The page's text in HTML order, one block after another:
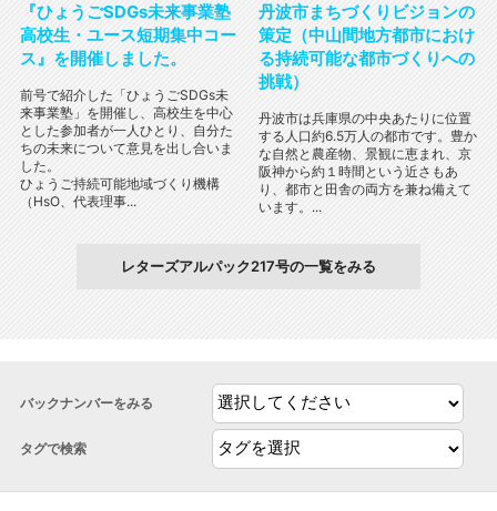
『ひょうごSDGs未来事業塾
高校生・ユース短期集中コー
ス』を開催しました。
前号で紹介した「ひょうごSDGs未
来事業塾」を開催し、高校生を中心
とした参加者が一人ひとり、自分た
ちの未来について意見を出し合いま
した。
ひょうご持続可能地域づくり機構
（HsO、代表理事...
丹波市まちづくりビジョンの
策定（中山間地方都市におけ
る持続可能な都市づくりへの
挑戦）
丹波市は兵庫県の中央あたりに位置
する人口約6.5万人の都市です。豊か
な自然と農産物、景観に恵まれ、京
阪神から約１時間という近さもあ
り、都市と田舎の両方を兼ね備えて
います。...
レターズアルパック217号の一覧をみる
バックナンバーをみる
タグで検索